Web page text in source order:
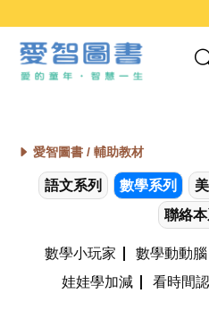
愛智圖書 / 輔助教材
語文系列 數學系列
聯絡本
數學小玩家 數學動動腦
娃娃學加減
看時間